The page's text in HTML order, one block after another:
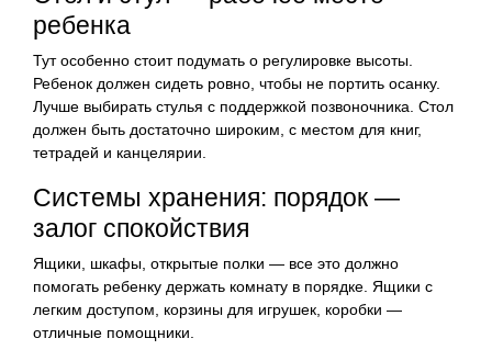
ребенка
Тут особенно стоит подумать о регулировке высоты.
Ребенок должен сидеть ровно, чтобы не портить осанку.
Лучше выбирать стулья с поддержкой позвоночника. Стол
должен быть достаточно широким, с местом для книг,
тетрадей и канцелярии.
Системы хранения: порядок —
залог спокойствия
Ящики, шкафы, открытые полки — все это должно
помогать ребенку держать комнату в порядке. Ящики с
легким доступом, корзины для игрушек, коробки —
отличные помощники.